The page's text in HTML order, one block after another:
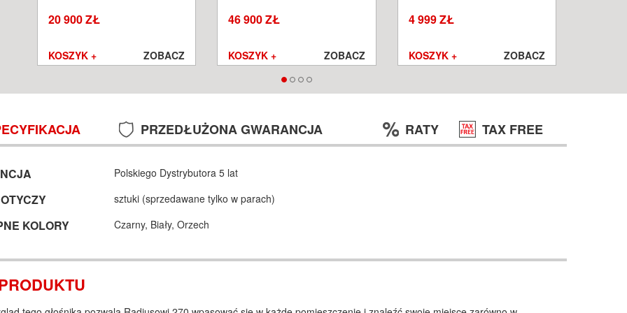
20 900 ZŁ
KOSZYK + ZOBACZ
46 900 ZŁ
KOSZYK + ZOBACZ
4 999 ZŁ
KOSZYK + ZOBACZ
PRZEDŁUŻONA GWARANCJA RATY TAX FREE
Polskiego Dystrybutora 5 lat
sztuki (sprzedawane tylko w parach)
KOLORY Czarny, Biały, Orzech